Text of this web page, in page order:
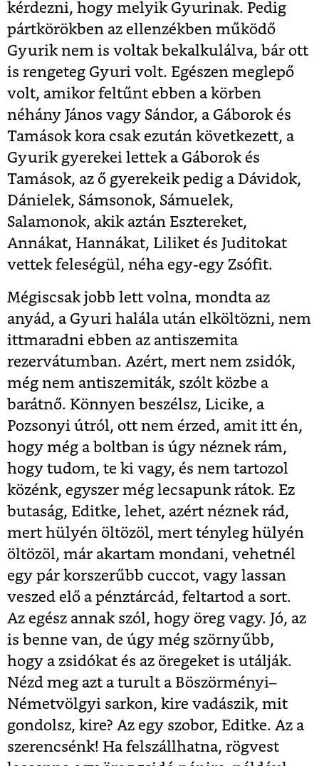
kérdezni, hogy melyik Gyurinak. Pedig
pártkörökben az ellenzékben működő
Gyurik nem is voltak bekalkulálva, bár ott
is rengeteg Gyuri volt. Egészen meglepő
volt, amikor feltűnt ebben a körben
néhány János vagy Sándor, a Gáborok és
Tamások kora csak ezután következett, a
Gyurik gyerekei lettek a Gáborok és
Tamások, az ő gyerekeik pedig a Dávidok,
Dánielek, Sámsonok, Sámuelek,
Salamonok, akik aztán Esztereket,
Annákat, Hannákat, Liliket és Juditokat
vettek feleségül, néha egy-egy Zsófit.
Mégiscsak jobb lett volna, mondta az
anyád, a Gyuri halála után elköltözni, nem
ittmaradni ebben az antiszemita
rezervátumban. Azért, mert nem zsidók,
még nem antiszemiták, szólt közbe a
barátnő. Könnyen beszélsz, Licike, a
Pozsonyi útról, ott nem érzed, amit itt én,
hogy még a boltban is úgy néznek rám,
hogy tudom, te ki vagy, és nem tartozol
közénk, egyszer még lecsapunk rátok. Ez
butaság, Editke, lehet, azért néznek rád,
mert hülyén öltözöl, mert tényleg hülyén
öltözöl, már akartam mondani, vehetnél
egy pár korszerűbb cuccot, vagy lassan
veszed elő a pénztárcád, feltartod a sort.
Az egész annak szól, hogy öreg vagy. Jó, az
is benne van, de úgy még szörnyűbb,
hogy a zsidókat és az öregeket is utálják.
Nézd meg azt a turult a Böszörményi–
Németvölgyi sarkon, kire vadászik, mit
gondolsz, kire? Az egy szobor, Editke. Az a
szerencsénk! Ha felszállhatna, rögvest